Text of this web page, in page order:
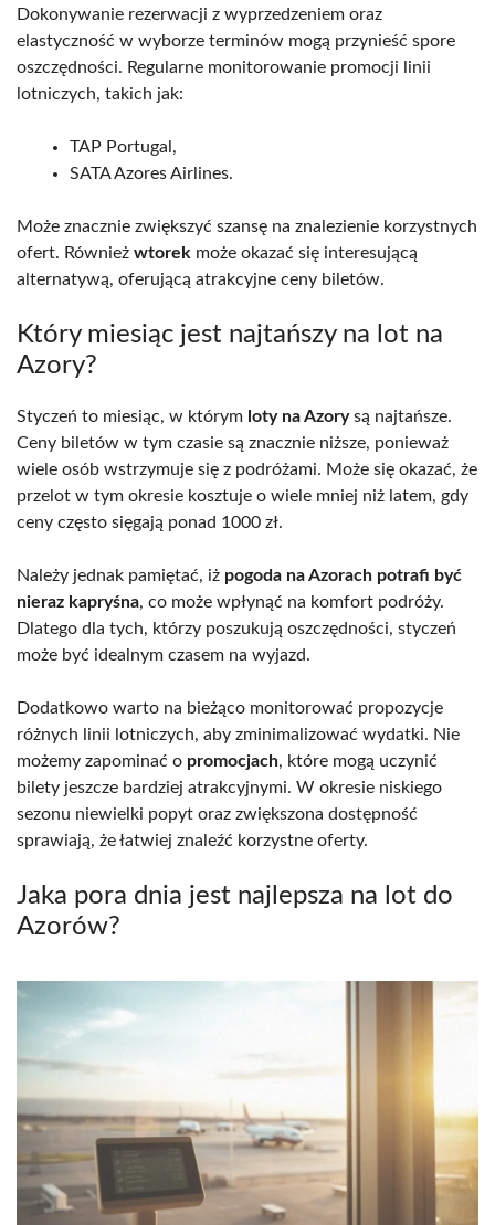
Dokonywanie rezerwacji z wyprzedzeniem oraz
elastyczność w wyborze terminów mogą przynieść spore
oszczędności. Regularne monitorowanie promocji linii
lotniczych, takich jak:
TAP Portugal,
SATA Azores Airlines.
Może znacznie zwiększyć szansę na znalezienie korzystnych
ofert. Również wtorek może okazać się interesującą
alternatywą, oferującą atrakcyjne ceny biletów.
Który miesiąc jest najtańszy na lot na
Azory?
Styczeń to miesiąc, w którym loty na Azorysą najtańsze.
Ceny biletów w tym czasie są znacznie niższe, ponieważ
wiele osób wstrzymuje się z podróżami. Może się okazać, że
przelot w tym okresie kosztuje o wiele mniej niż latem, gdy
ceny często sięgają ponad 1000 zł.
Należy jednak pamiętać, iż pogoda na Azorach potrafi być
nieraz kapryśna, co może wpłynąć na komfort podróży.
Dlatego dla tych, którzy poszukują oszczędności, styczeń
może być idealnym czasem na wyjazd.
Dodatkowo warto na bieżąco monitorować propozycje
różnych linii lotniczych, aby zminimalizować wydatki. Nie
możemy zapominać o promocjach, które mogą uczynić
bilety jeszcze bardziej atrakcyjnymi. W okresie niskiego
sezonu niewielki popyt oraz zwiększona dostępność
sprawiają, że łatwiej znaleźć korzystne oferty.
Jaka pora dnia jest najlepsza na lot do
Azorów?